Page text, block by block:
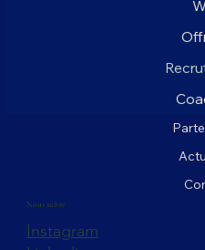
Nous suivre
Instagram